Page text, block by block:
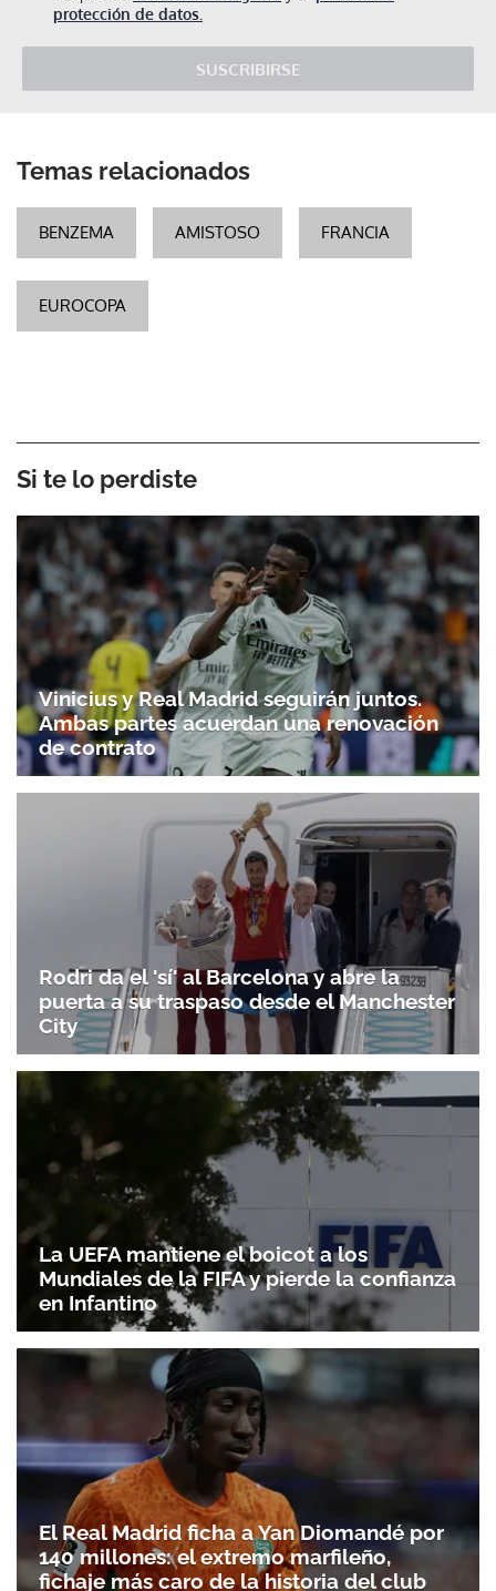
protección de datos.
SUSCRIBIRSE
Temas relacionados
BENZEMA AMISTOSO FRANCIA
EUROCOPA
Si te lo perdiste
Vinicius y Real Madrid seguirán juntos.
Ambas partes acuerdan una renovación
de contrato
Rodri da el 'sí' al Barcelona y abre la
puerta a su traspaso desde el Manchester
City
La UEFA mantiene el boicot a los
Mundiales de la FIFA y pierde la confianza
en Infantino
El Real Madrid ficha a Yan Diomandé por
140 millones: el extremo marfileño,
fichaje más caro de la historia del club